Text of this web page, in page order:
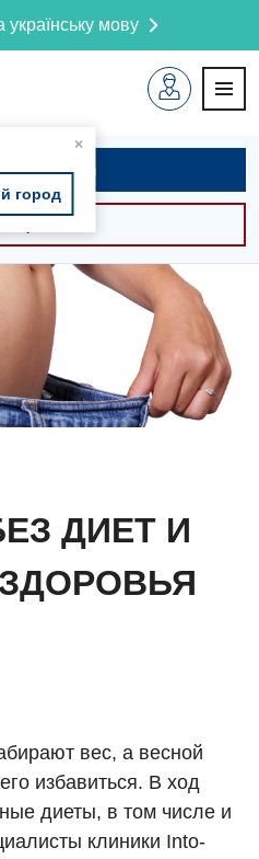
українську мову
×
город
на приём
ДИЕТ И
вес, а весной
избавиться. В ход
диеты, в том числе и
клиники Into-